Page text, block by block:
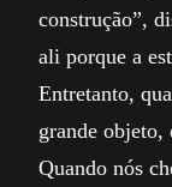
construção”,
ali porque a
Entretanto,
grande
Quando nós